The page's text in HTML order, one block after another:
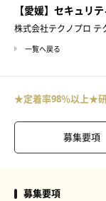
【愛媛】セキュリ
株式会社テクノプロ テ
一覧へ戻る
★定着率98％以上★
募集要項
募集要項